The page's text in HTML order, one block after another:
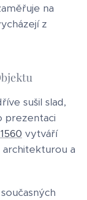
na
z
sušil slad,
prezentaci
vytváří
architekturou a